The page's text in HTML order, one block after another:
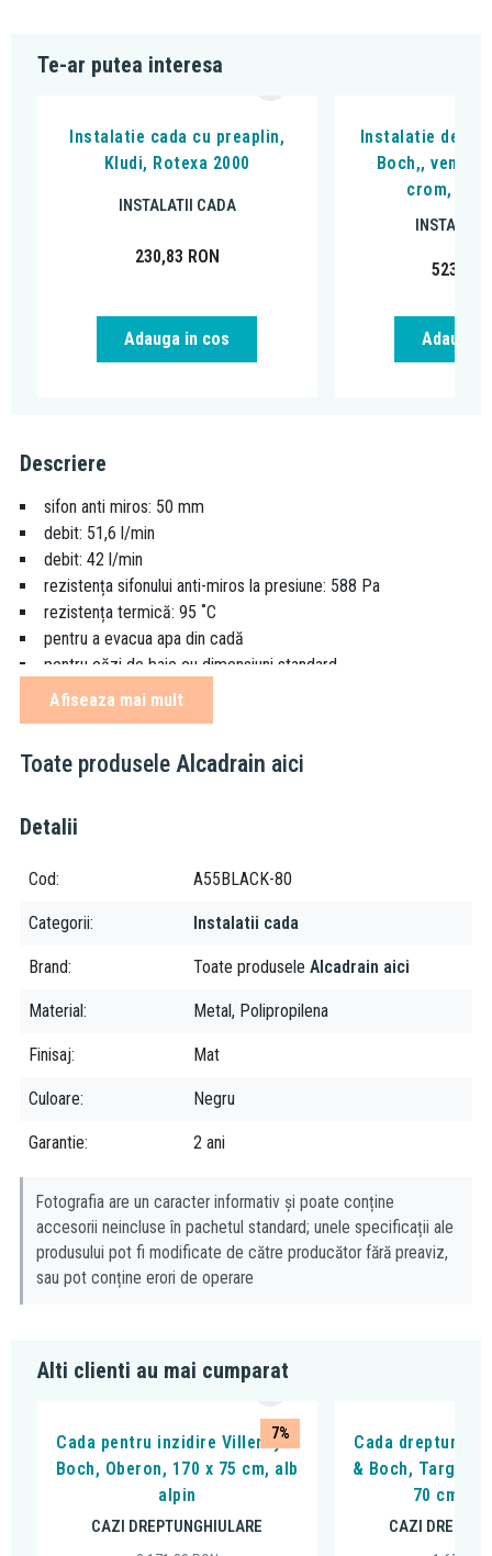
Te-ar putea interesa
Instalatie cada cu preaplin,
Kludi, Rotexa 2000
INSTALATII CADA
230,83 RON
Adauga in cos
Instalatie de
Boch,, ventil
crom,
523,34
Adauga
Descriere
sifon anti miros: 50 mm
debit: 51,6 l/min
debit: 42 l/min
rezistența sifonului anti-miros la presiune: 588 Pa
rezistența termică: 95 ˚C
pentru a evacua apa din cadă
pentru căzi de baie cu dimensiuni standard
pentru căzi de baie cu scurgere de Ø52 mm
legătură pentru cadă cu preaplin
închiderea sifonului prin mecanism de tip pop-up
lungime sifon cadă 80 cm
culoare: negru-mat
material: metal
Afiseaza mai mult
Toate produsele Alcadrain aici
Detalii
Cod A55BLACK-80
Categorii Instalatii cada
Brand Toate produsele Alcadrain aici
Material Metal, Polipropilena
Finisaj Mat
Culoare Negru
Garantie 2 ani
Fotografia are un caracter informativ și poate conține
accesorii neincluse în pachetul standard; unele specificații ale
produsului pot fi modificate de către producător fără preaviz,
sau pot conține erori de operare
Alti clienti au mai cumparat
7%
Cada pentru inzidire Villeroy &
Boch, Oberon, 170 x 75 cm, alb
alpin
CAZI DREPTUNGHIULARE
Cada
& Boch, Targa
70 cm,
CAZI